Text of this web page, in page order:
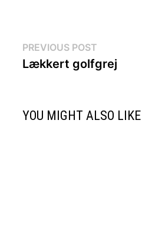
PREVIOUS POST
post:
Lækkert golfgrej
YOU MIGHT ALSO LIKE